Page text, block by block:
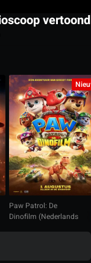
vertoond
Paw Patrol: De
Dinofilm (Nederlands